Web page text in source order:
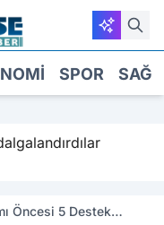
SPOR
Öncesi 5 Destek